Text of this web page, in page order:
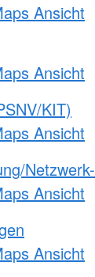
Ansicht
Ansicht
KIT)
Ansicht
Netzwerk-
Ansicht
Ansicht